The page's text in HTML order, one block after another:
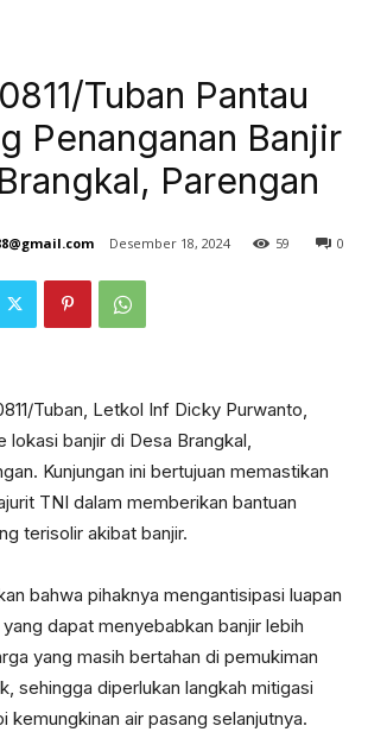
Tuban Pantau
Penanganan Banjir
Parengan
Desember 18, 2024 0
59
Tuban, Letkol Inf Dicky Purwanto,
lokasi banjir di Desa Brangkal,
Kunjungan ini bertujuan memastikan
TNI dalam memberikan bantuan
terisolir akibat banjir.
bahwa pihaknya mengantisipasi luapan
dapat menyebabkan banjir lebih
yang masih bertahan di pemukiman
sehingga diperlukan langkah mitigasi
kemungkinan air pasang selanjutnya.